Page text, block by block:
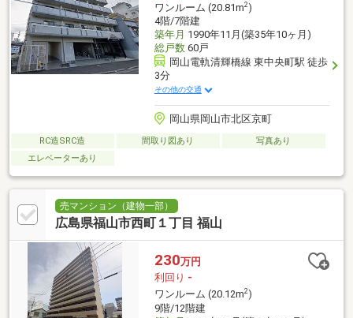
ワンルーム (20.81m2)
4階/7階建
築年月 1990年11月(築35年10ヶ月)
総戸数60戸
岡山電軌清輝橋線 東中央町駅 徒歩
3分
その他の交通
岡山県岡山市北区京町
RC造SRC造 間取り図あり
写真あり
エレベーターあり
売マンション（建物一部）
広島県福山市西町１丁目 福山
230万円
利回り -
ワンルーム (20.12m2)
9階/12階建